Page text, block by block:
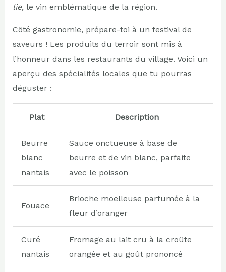
lie, le vin emblématique de la région.
Côté gastronomie, prépare-toi à un festival de
saveurs ! Les produits du terroir sont mis à
l’honneur dans les restaurants du village. Voici un
aperçu des spécialités locales que tu pourras
déguster :
Plat Description
Beurre
blanc
nantais
Sauce onctueuse à base de
beurre et de vin blanc, parfaite
avec le poisson
Fouace
Brioche moelleuse parfumée à la
fleur d’oranger
Curé
nantais
Fromage au lait cru à la croûte
orangée et au goût prononcé